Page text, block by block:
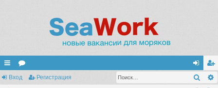
с ор хо ег
Вход Регистрация